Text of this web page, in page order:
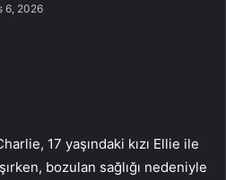
6, 2026
17 yaşındaki kızı Ellie ile
bozulan sağlığı nedeniyle